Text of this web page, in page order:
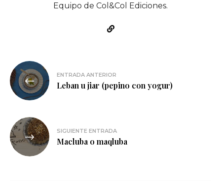
Equipo de Col&Col Ediciones.
Navegación
de
entradas
ENTRADA ANTERIOR
Leban u jiar (pepino con yogur)
SIGUIENTE ENTRADA
Macluba o maqluba